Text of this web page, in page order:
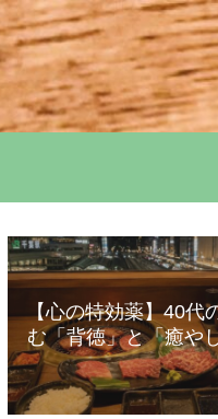
【心の特効薬】40代
む「背徳」と「癒や
メ